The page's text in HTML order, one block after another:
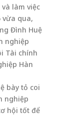
làm việc
vừa qua,
Đình Huệ
nghiệp
Tài chính
Hàn
bày tỏ coi
nghiệp
hội tốt để